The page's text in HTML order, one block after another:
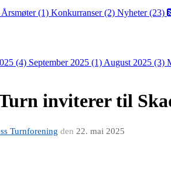
Årsmøter (1) Konkurranser (2) Nyheter (23)
(4) September 2025 (1) August 2025 (3)
inviterer til
Turnforening den 22. mai 2025